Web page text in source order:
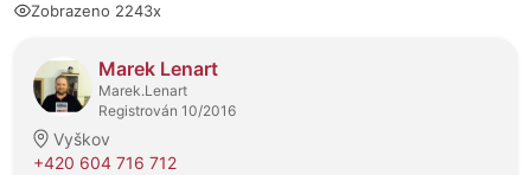
Zobrazeno 2243x
Marek Lenart
Marek.Lenart
Registrován 10/2016
Vyškov
+420 604 716 712